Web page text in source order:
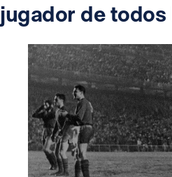
jugador de